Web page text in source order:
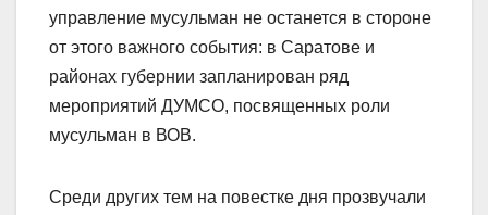
управление мусульман не останется в стороне
от этого важного события: в Саратове и
районах губернии запланирован ряд
мероприятий ДУМСО, посвященных роли
мусульман в ВОВ.
Среди других тем на повестке дня прозвучали